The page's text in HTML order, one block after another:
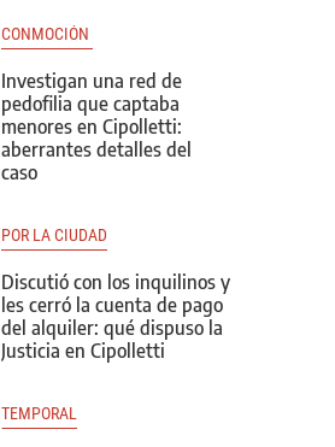
CONMOCIÓN
Investigan una red de
pedofilia que captaba
menores en Cipolletti:
aberrantes detalles del
caso
POR LA CIUDAD
Discutió con los inquilinos y
les cerró la cuenta de pago
del alquiler: qué dispuso la
Justicia en Cipolletti
TEMPORAL